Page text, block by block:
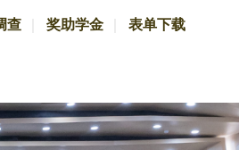
查 奖助学金 表单下载